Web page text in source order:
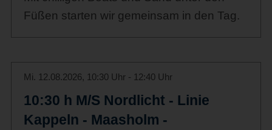
Füßen starten wir gemeinsam in den Tag.
Mi. 12.08.2026, 10:30 Uhr - 12:40 Uhr
10:30 h M/S Nordlicht - Linie
Kappeln - Maasholm -